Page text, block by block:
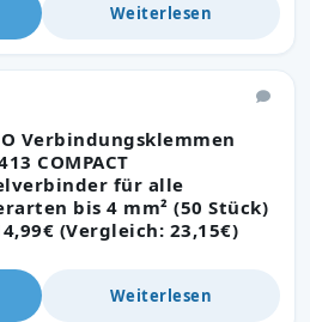
Weiterlesen
Verbindungsklemmen
COMPACT
für alle
bis 4 mm² (50 Stück)
(Vergleich: 23,15€)
Weiterlesen